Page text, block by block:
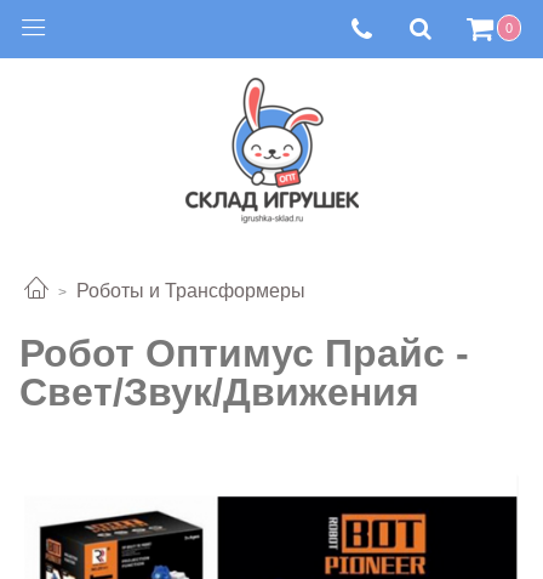
0
Роботы и Трансформеры
Робот Оптимус Прайс -
Свет/Звук/Движения